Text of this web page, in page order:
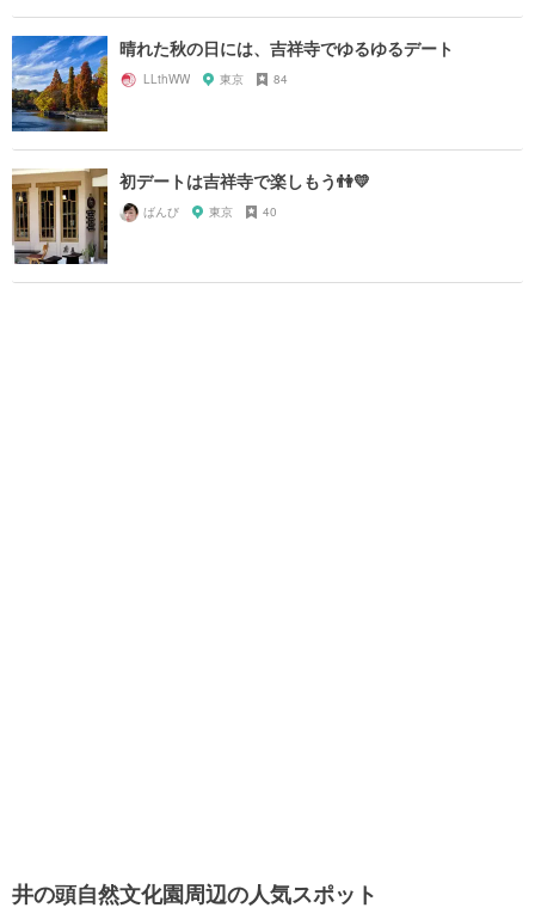
晴れた秋の日には、吉祥寺でゆるゆるデート
LLthWW 東京 84
初デートは吉祥寺で楽しもう👫💛
ばんび 東京 40
井の頭自然文化園周辺の人気スポット